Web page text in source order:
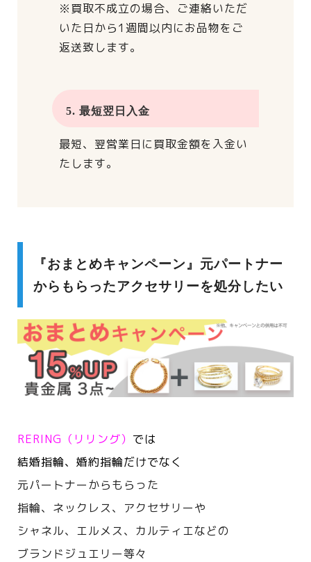
※買取不成立の場合、 ご連絡いただ
いた日から1週間以内にお品物をご
返送致します。
5. 最短翌日入金
最短、翌営業日に買取金額を入金い
たします。
『おまとめキャンペーン』元パートナー
からもらったアクセサリーを処分したい
RERING（リリング） では
結婚指輪、婚約指輪だけでなく
元パートナーからもらった
指輪、ネックレス、アクセサリーや
シャネル、エルメス、カルティエなどの
ブランドジュエリー等々